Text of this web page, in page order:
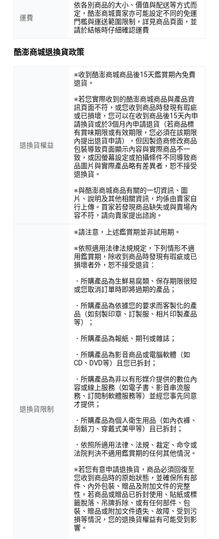
運費
依各別商品的大小、價值與配送等方式而
定，酷澎商城賣家亦可能設定不同的免運
門檻與運送範圍限制，詳見商品頁面，並
請於結帳時仔細確認運費
酷澎商城退換貨政策
退換貨權益
※收到酷澎商城商品後15天鑑賞期內免費
退貨。
※若您實際收到的酷澎商城商品與產品資
訊頁面不符，或您收到商品時發現有瑕疵
或已損壞，您可以在收到商品後15天內申
請換貨或於3個月內申請退貨（若商品標
有賞味期限或有效期限，您必須在該期限
內提出退貨申請），但因製造商修改商品
包裝導致頁面顯示內容與實際商品不一
致，或因螢幕設定或拍攝條件不同導致商
品圖片與實際產品略有差異者，恕不接受
退換貨。
※與酷澎商城商品有關的一切資訊、圖
片、說明及其他相關資訊，均係由賣家自
行上傳。買家若發現商品缺失或與賣場內
容不符，請向賣家提出諮詢。
退換貨限制
※請注意，上述鑑賞期並非試用期。
※依照適用法律法規規定，下列情形不適
用鑑賞期，除收到商品時發現有瑕疵或已
損壞者外，恕不接受退貨：
．所購產品為生鮮易腐類、保存期限很短
或您取消訂單時即將過期的產品；
．所購產品為依據您的要求而客製化的產
品（如刻製印章、訂製服、相片印製產品
等）；
．所購產品為報紙、期刊或雜誌；
．所購產品為影音商品或電腦軟體（如
CD、DVD等）且您已拆封；
．所購產品為非以有形媒介提供的數位內
容或線上服務（如電子書、影音串流服
務、訂閱制軟體服務等）並經您事先同意
才提供；
．所購產品為個人衛生用品（如內衣褲、
刮鬍刀、穿戴式美甲等）且已拆封；
．依照所適用法律、法規、裁定、命令或
法院判決不適用鑑賞期的任何其他情況。
※若您有意申請退換貨，商品必須回復至
您收到商品時的原始狀態，並確保所有部
件、內外包裝、贈品及附加文件的完整
性。若商品或贈品已拆封使用、貼紙或標
籤脫落、吊牌拆除、或有任何部件、包
裝、贈品或附加文件遺失、故障、受到污
損等情況，您的退換貨權益有可能受到影
響。